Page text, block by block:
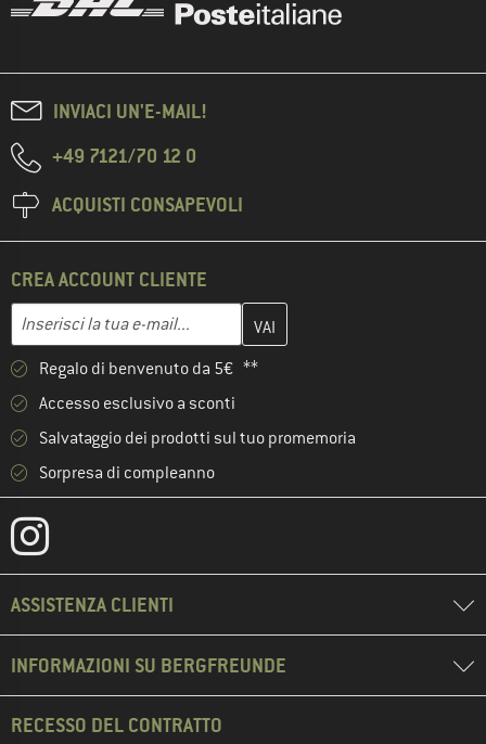
INVIACI UN'E-MAIL!
+49 7121/70 12 0
ACQUISTI CONSAPEVOLI
CREA ACCOUNT CLIENTE
Indirizzo e-mail
Inserisci qui il tuo indirizzo e-mail e crea il tuo account cliente
Regalo di benvenuto da 5€ **
Accesso esclusivo a sconti
Salvataggio dei prodotti sul tuo promemoria
Sorpresa di compleanno
ASSISTENZA CLIENTI
INFORMAZIONI SU BERGFREUNDE
RECESSO DEL CONTRATTO